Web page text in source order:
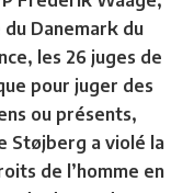
Danemark du
les 26 juges de
pour juger des
ou présents,
Støjberg a violé la
de l’homme en